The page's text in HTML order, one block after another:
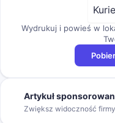
Wydrukuj i powieś w
Artykuł
Zwiększ widoczność